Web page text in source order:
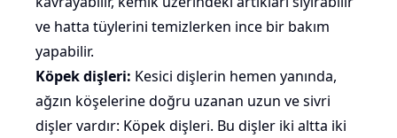
ve hatta tüylerini temizlerken ince bir bakım
yapabilir.
Köpek dişleri: Kesici dişlerin hemen yanında,
ağzın köşelerine doğru uzanan uzun ve sivri
dişler vardır: Köpek dişleri. Bu dişler iki altta iki